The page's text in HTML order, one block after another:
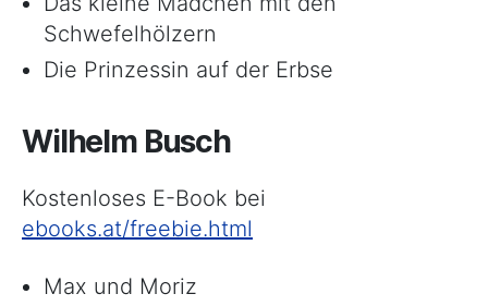
Schwefelhölzern
Die Prinzessin auf der Erbse
Wilhelm Busch
Kostenloses E-Book bei
ebooks.at/freebie.html
Max und Moriz